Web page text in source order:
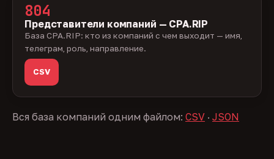
804
Представители компаний — CPA.RIP
База CPA.RIP: кто из компаний с чем выходит — имя,
телеграм, роль, направление.
CSV
Вся база компаний одним файлом: CSV · JSON